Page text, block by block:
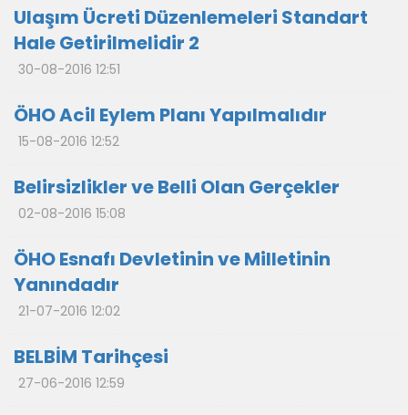
Ulaşım Ücreti Düzenlemeleri Standart
Hale Getirilmelidir 2
30-08-2016 12:51
ÖHO Acil Eylem Planı Yapılmalıdır
15-08-2016 12:52
Belirsizlikler ve Belli Olan Gerçekler
02-08-2016 15:08
ÖHO Esnafı Devletinin ve Milletinin
Yanındadır
21-07-2016 12:02
BELBİM Tarihçesi
27-06-2016 12:59